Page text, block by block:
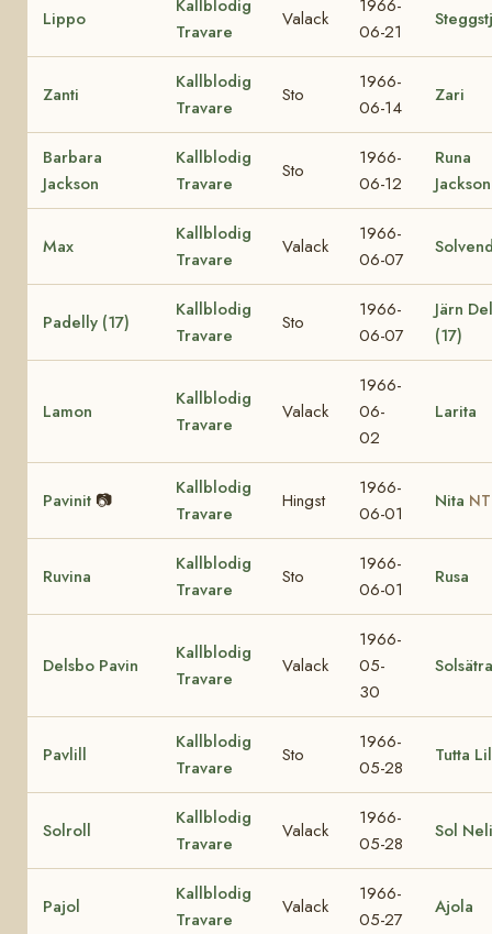
Lippo
Kallblodig
Travare
Valack
1966-
06-21
Zanti
Kallblodig
Travare
Sto
1966-
06-14
Zari
Barbara
Jackson
Kallblodig
Travare
Sto
1966-
06-12
Runa
Jackson
Max
Kallblodig
Travare
Valack
1966-
06-07
Padelly (17)
Kallblodig
Travare
Sto
1966-
06-07
Järn
(17)
Lamon
Kallblodig
Travare
Valack
1966-
06-
02
Larita
Pavinit 📷
Kallblodig
Travare
Hingst
1966-
06-01
Nita
Ruvina
Kallblodig
Travare
Sto
1966-
06-01
Rusa
Delsbo Pavin
Kallblodig
Travare
Valack
1966-
05-
30
Solsätra
Pavlill
Kallblodig
Travare
Sto
1966-
05-28
Tutta
Solroll
Kallblodig
Travare
Valack
1966-
05-28
Sol Neli
Pajol
Kallblodig
Travare
Valack
1966-
05-27
Ajola